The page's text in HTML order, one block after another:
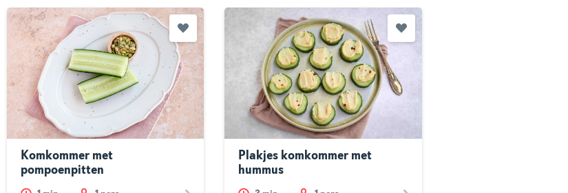
Komkommer met
pompoenpitten
Plakjes komkommer met
hummus